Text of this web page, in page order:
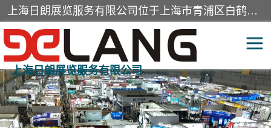
上海日朗展览服务有限公司位于上海市青浦区白鹤镇，营业范围有展览展示会务服务，室内装饰设计及施工，展示道具设计制作，舞台设计，图文设计，灯箱制作，园林绿化工程，广告装潢材料，建筑材料，办公用品，工艺礼品日用百货销售。
上海日朗展览服务有限公司
展台装修搭建 活动会议执行